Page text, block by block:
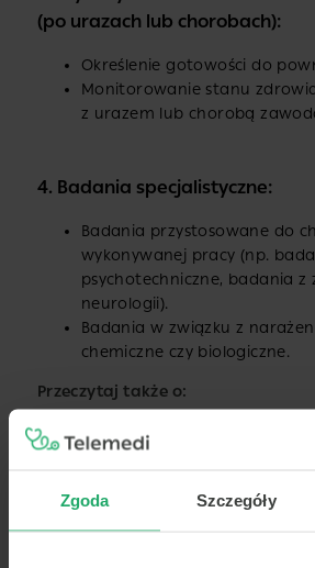
Zgoda Szczegóły
(po urazach lub chorobach):
Określenie gotowości do
Monitorowanie stanu
z urazem lub chorobą
4. Badania specjalistyczne:
Badania przystosowane do
wykonywanej pracy (np.
psychotechniczne, badania z
neurologii).
Badania w związku z
chemiczne czy biologiczne.
Przeczytaj także o: